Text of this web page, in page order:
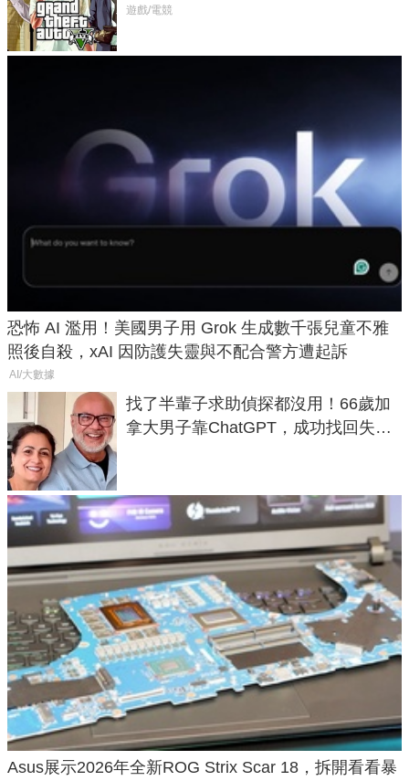
在開掛！」
遊戲/電競
恐怖 AI 濫用！美國男子用 Grok 生成數千張兒童不雅
照後自殺，xAI 因防護失靈與不配合警方遭起訴
AI/大數據
找了半輩子求助偵探都沒用！66歲加
拿大男子靠ChatGPT，成功找回失散
Asus展示2026年全新ROG Strix Scar 18，拆開看看暴